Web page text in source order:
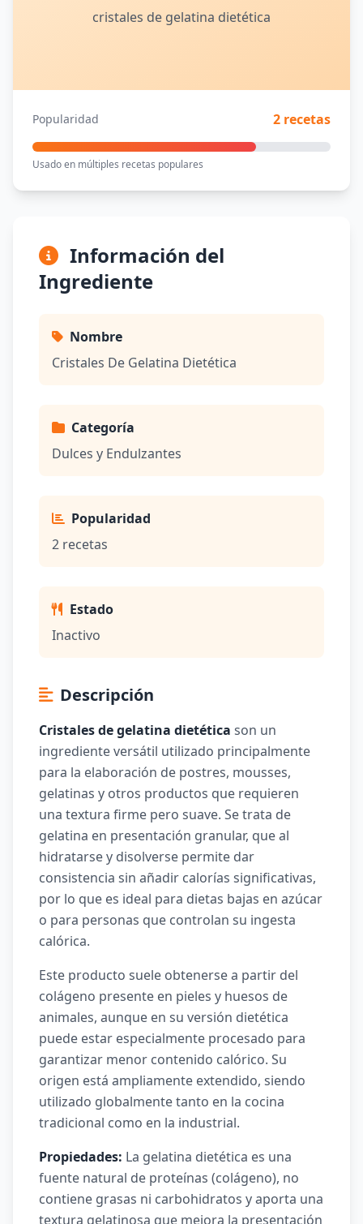
cristales de gelatina dietética
Popularidad 2 recetas
Usado en múltiples recetas populares
Información del
Ingrediente
Nombre
Cristales De Gelatina Dietética
Categoría
Dulces y Endulzantes
Popularidad
2 recetas
Estado
Inactivo
Descripción
Cristales de gelatina dietética son un
ingrediente versátil utilizado principalmente
para la elaboración de postres, mousses,
gelatinas y otros productos que requieren
una textura firme pero suave. Se trata de
gelatina en presentación granular, que al
hidratarse y disolverse permite dar
consistencia sin añadir calorías significativas,
por lo que es ideal para dietas bajas en azúcar
o para personas que controlan su ingesta
calórica.
Este producto suele obtenerse a partir del
colágeno presente en pieles y huesos de
animales, aunque en su versión dietética
puede estar especialmente procesado para
garantizar menor contenido calórico. Su
origen está ampliamente extendido, siendo
utilizado globalmente tanto en la cocina
tradicional como en la industrial.
Propiedades: La gelatina dietética es una
fuente natural de proteínas (colágeno), no
contiene grasas ni carbohidratos y aporta una
textura gelatinosa que mejora la presentación